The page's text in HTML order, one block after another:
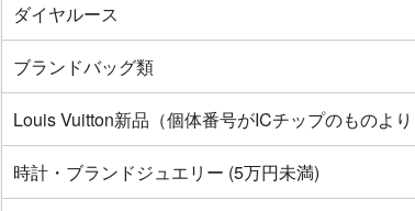
ダイヤルース
ブランドバッグ類
Louis Vuitton新品（個体番号がICチップのものより
時計・ブランドジュエリー (5万円未満)